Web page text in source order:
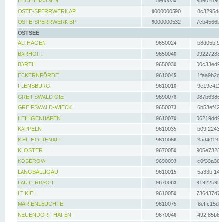
OSTE-SPERRWERK AP
9000000590
OSTE-SPERRWERK BP
9000000532
OSTSEE
ALTHAGEN
9650024
BARHÖFT
9650040
BARTH
9650030
ECKERNFÖRDE
9610045
FLENSBURG
9610010
GREIFSWALD OIE
9690078
GREIFSWALD-WIECK
9650073
HEILIGENHAFEN
9610070
KAPPELN
9610035
KIEL-HOLTENAU
9610066
KLOSTER
9670050
KOSEROW
9690093
LANGBALLIGAU
9610015
LAUTERBACH
9670063
LT KIEL
9610050
MARIENLEUCHTE
9610075
NEUENDORF HAFEN
9670046